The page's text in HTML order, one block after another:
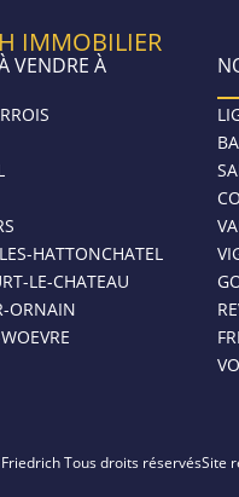
IMMOBILIER
VENDRE À
HATTONCHATEL
LE-CHATEAU
ORNAIN
Tous droits réservésSite